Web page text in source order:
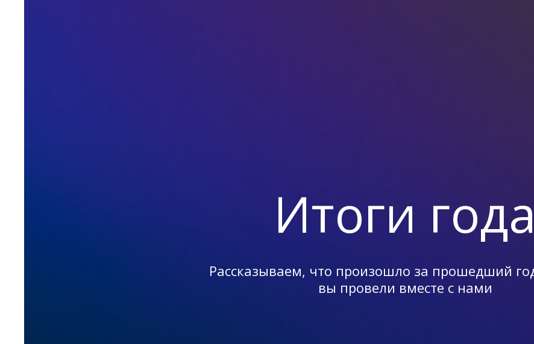
Итоги года
Рассказываем, что произошло за прошедший
вы провели вместе с нами